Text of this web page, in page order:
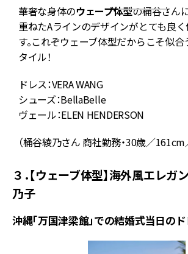
華奢な身体のウェーブ体型の桶谷さん
重ねたAラインのデザインがとても良
す。これぞウェーブ体型だからこそ似合
タイル！
ドレス：VERA WANG
シューズ：BellaBelle
ヴェール：ELEN HENDERSON
（桶谷綾乃さん 商社勤務・30歳／
３．【ウェーブ体型】海外風エレガ
乃子
沖縄「万国津梁館」での結婚式当日の